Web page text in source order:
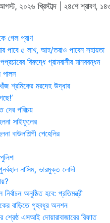
২০২৬ খ্রিস্টাব্দ | ২৪শে শ্রাবণ,
গেল প্রাণ
পাবে ৫ লাখ, আহ/তরাও পাবেন সহায়তা
বিরুদ্ধে গ্রামবাসীর মানববন্ধন
শ্রমিকের মরদেহ উদ্ধার
দের পরিচয়
সাইফুলের
বাউলশিল্পী পেহেলির
নাসিম, ভারমুক্ত লোদী
অনুষ্ঠিত হবে: প্রতিমন্ত্রী
বাড়িতে গৃহবধূর অনশন
শ্রেষ্ঠ এসআই দোয়ারাবাজারের রিফাত